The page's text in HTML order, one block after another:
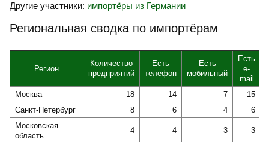
Другие участники: импортёры из Германии
Региональная сводка по импортёрам
Регион
Количество
предприятий
Есть
телефон
Есть
мобильный
Есть
e-
mail
Москва
18 14 7
15
Санкт-Петербург
8 6 4
6
Московская
область
4 4 3 3